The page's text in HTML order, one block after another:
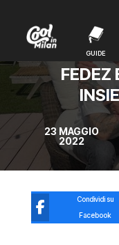
GUIDE
GUIDE
FEDEZ
23 MAGGIO
2022
Condividi su
Facebook